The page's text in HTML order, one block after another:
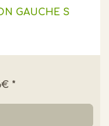
GAUCHE S
*